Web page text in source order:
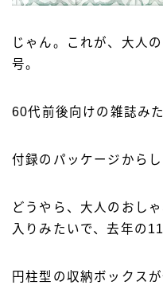
じゃん。これが、大人
号。
60代前後向けの雑誌みた
付録のパッケージから
どうやら、大人のおし
入りみたいで、去年の
円柱型の収納ボックス